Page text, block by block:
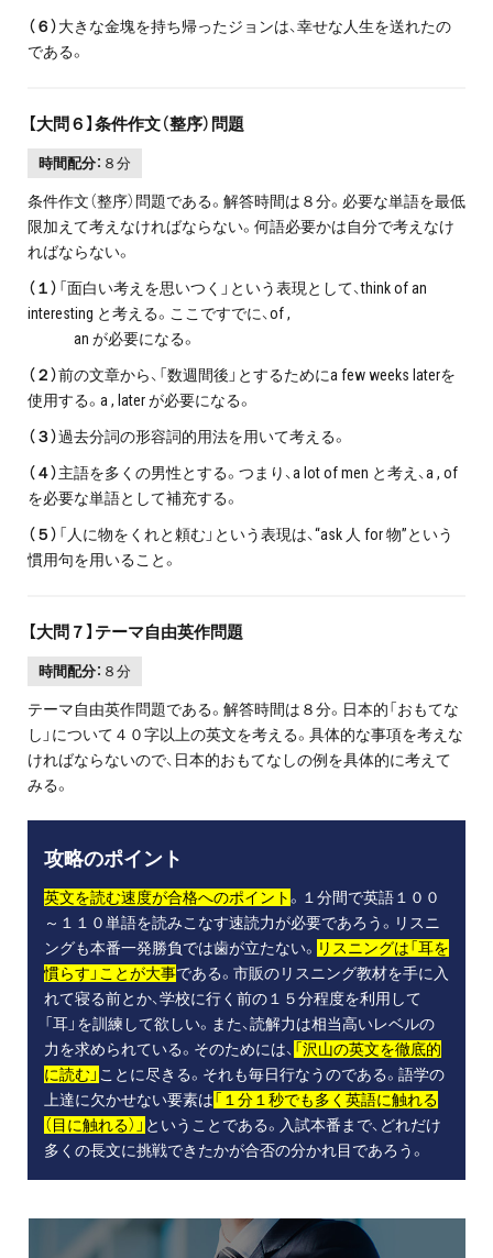
（６）大きな金塊を持ち帰ったジョンは、幸せな人生を送れたの
である。
【大問６】条件作文（整序）問題
時間配分： ８分
条件作文（整序）問題である。解答時間は８分。必要な単語を最低
限加えて考えなければならない。何語必要かは自分で考えなけ
ればならない。
（１） 「面白い考えを思いつく」という表現として、think of an
interesting と考える。ここですでに、of ,
an が必要になる。
（２）前の文章から、「数週間後」とするためにa few weeks laterを
使用する。a , later が必要になる。
（３）過去分詞の形容詞的用法を用いて考える。
（４）主語を多くの男性とする。つまり、a lot of men と考え、a , of
を必要な単語として補充する。
（５） 「人に物をくれと頼む」という表現は、“ask 人 for 物”という
慣用句を用いること。
【大問７】テーマ自由英作問題
時間配分： ８分
テーマ自由英作問題である。解答時間は８分。日本的「おもてな
し」について４０字以上の英文を考える。具体的な事項を考えな
ければならないので、日本的おもてなしの例を具体的に考えて
みる。
攻略のポイント
英文を読む速度が合格へのポイント。１分間で英語１００
～１１０単語を読みこなす速読力が必要であろう。リスニ
ングも本番一発勝負では歯が立たない。 リスニングは「耳を
慣らす」ことが大事である。市販のリスニング教材を手に入
れて寝る前とか、学校に行く前の１５分程度を利用して
「耳」を訓練して欲しい。また、読解力は相当高いレベルの
力を求められている。そのためには、 「沢山の英文を徹底的
に読む」 ことに尽きる。それも毎日行なうのである。語学の
上達に欠かせない要素は「１分１秒でも多く英語に触れる
（目に触れる）」 ということである。入試本番まで、どれだけ
多くの長文に挑戦できたかが合否の分かれ目であろう。